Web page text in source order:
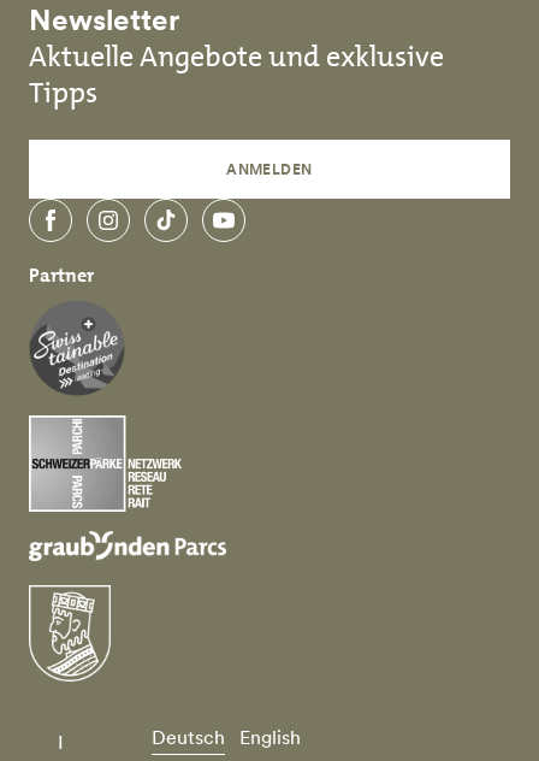
Newsletter
Aktuelle Angebote und exklusive
Tipps
ANMELDEN
FacebookInstagramTikTokYouTube
Partner
I
Deutsch English